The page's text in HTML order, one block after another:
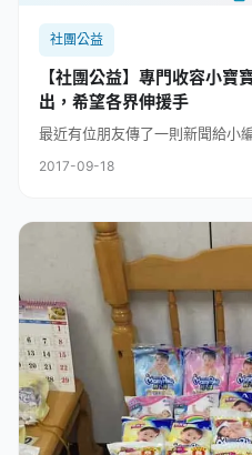
社團公益
【社團公益】專門收容小寶
出，希望各界伸援手
最近有位朋友傳了一則新聞給
2017-09-18